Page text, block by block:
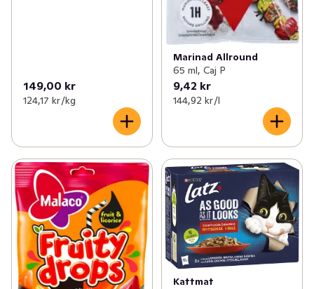
149,00 kr
124,17 kr /kg
Marinad Allround
65 ml, Caj P
9,42 kr
144,92 kr /l
Kattmat